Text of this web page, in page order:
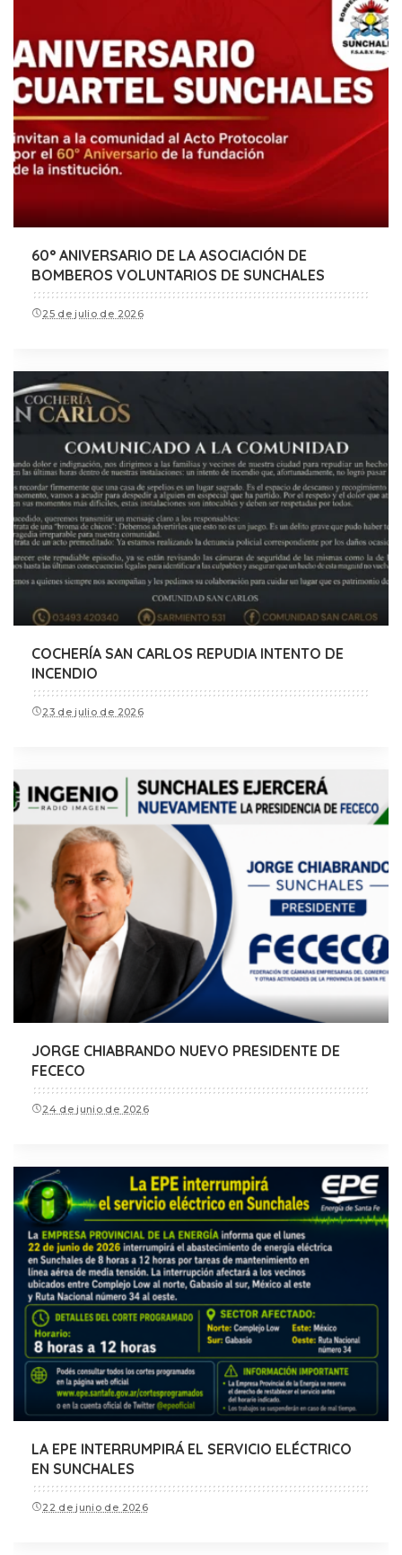
60° ANIVERSARIO DE LA ASOCIACIÓN DE
BOMBEROS VOLUNTARIOS DE SUNCHALES
25 de julio de 2026
COCHERÍA SAN CARLOS REPUDIA INTENTO DE
INCENDIO
23 de julio de 2026
JORGE CHIABRANDO NUEVO PRESIDENTE DE
FECECO
24 de junio de 2026
LA EPE INTERRUMPIRÁ EL SERVICIO ELÉCTRICO
EN SUNCHALES
22 de junio de 2026